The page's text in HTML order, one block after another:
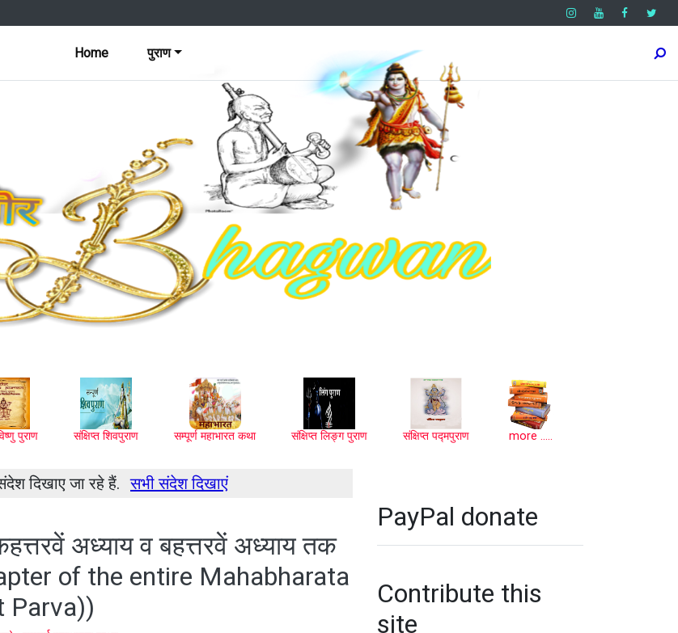
Home पुराण
पुराण संक्षिप्त शिवपुराण सम्पूर्ण महाभारत कथा संक्षिप्त लिङ्ग पुराण संक्षिप्त पद्मपुराण more .....
दिखाए जा रहे हैं. सभी संदेश दिखाएं
अध्याय व बहत्तरवें अध्याय तक
of the entire Mahabharata
Parva))
PayPal donate
Contribute this
site